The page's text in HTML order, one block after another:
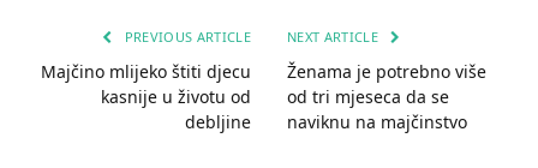
PREVIOUS ARTICLE
Majčino mlijeko štiti djecu
kasnije u životu od
debljine
NEXT ARTICLE
Ženama je potrebno više
od tri mjeseca da se
naviknu na majčinstvo